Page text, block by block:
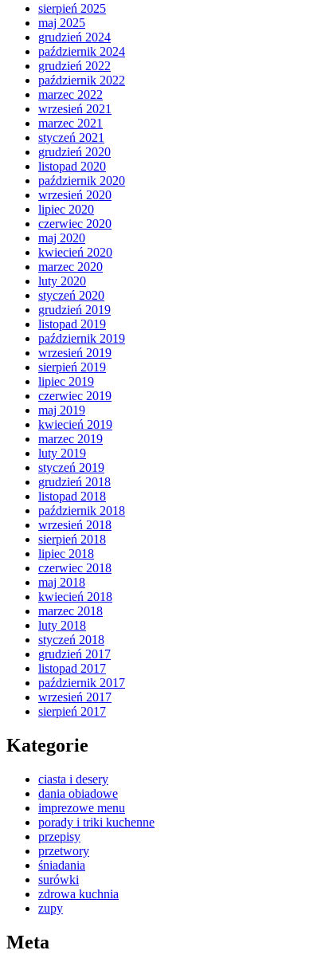
sierpień 2025
maj 2025
grudzień 2024
październik 2024
grudzień 2022
październik 2022
marzec 2022
wrzesień 2021
marzec 2021
styczeń 2021
grudzień 2020
listopad 2020
październik 2020
wrzesień 2020
lipiec 2020
czerwiec 2020
maj 2020
kwiecień 2020
marzec 2020
luty 2020
styczeń 2020
grudzień 2019
listopad 2019
październik 2019
wrzesień 2019
sierpień 2019
lipiec 2019
czerwiec 2019
maj 2019
kwiecień 2019
marzec 2019
luty 2019
styczeń 2019
grudzień 2018
listopad 2018
październik 2018
wrzesień 2018
sierpień 2018
lipiec 2018
czerwiec 2018
maj 2018
kwiecień 2018
marzec 2018
luty 2018
styczeń 2018
grudzień 2017
listopad 2017
październik 2017
wrzesień 2017
sierpień 2017
Kategorie
ciasta i desery
dania obiadowe
imprezowe menu
porady i triki kuchenne
przepisy
przetwory
śniadania
surówki
zdrowa kuchnia
zupy
Meta